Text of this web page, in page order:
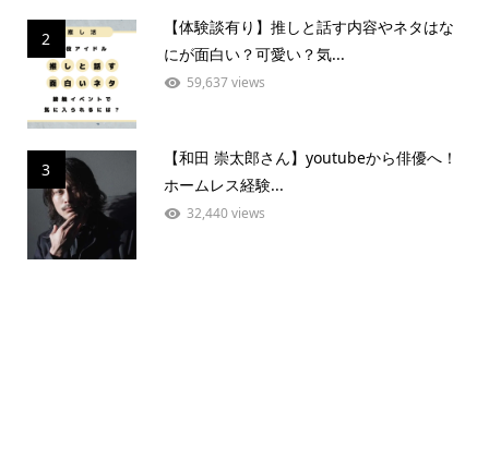
2
【体験談有り】推しと話す内容やネタはな
にが面白い？可愛い？気...
59,637 views
3
【和田 崇太郎さん】youtubeから俳優へ！
ホームレス経験...
32,440 views